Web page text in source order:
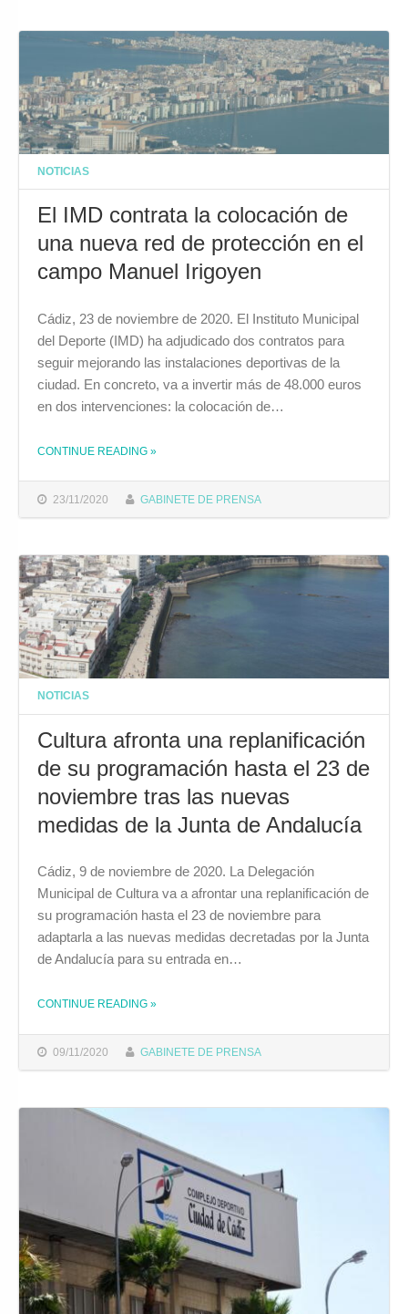
NOTICIAS
El IMD contrata la colocación de
una nueva red de protección en el
campo Manuel Irigoyen
23/11/2020 GABINETE DE PRENSA
Cádiz, 23 de noviembre de 2020. El Instituto Municipal
del Deporte (IMD) ha adjudicado dos contratos para
seguir mejorando las instalaciones deportivas de la
ciudad. En concreto, va a invertir más de 48.000 euros
en dos intervenciones: la colocación de…
CONTINUE READING THE "EL IMD CONTRATA LA COLOCACIÓN DE UNA NUEVA RED DE PROTECCIÓN EN EL CAMPO MANUEL IRIGOYEN"
»
NOTICIAS
Cultura afronta una replanificación
de su programación hasta el 23 de
noviembre tras las nuevas
medidas de la Junta de Andalucía
09/11/2020 GABINETE DE PRENSA
Cádiz, 9 de noviembre de 2020. La Delegación
Municipal de Cultura va a afrontar una replanificación de
su programación hasta el 23 de noviembre para
adaptarla a las nuevas medidas decretadas por la Junta
de Andalucía para su entrada en…
CONTINUE READING »